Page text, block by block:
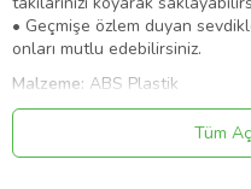
• Geçmişe özlem duyan
onları mutlu edebilirsiniz.
Malzeme: ABS Plastik
Ürün Ölçüleri: 11 cm x 15 cm
Gramofon iğnesini
plak döner ve müzik çalmaya
Tüm